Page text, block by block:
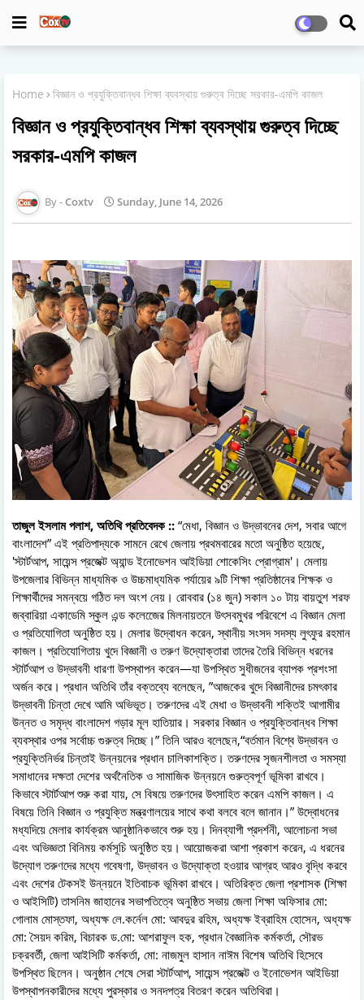
Home বিজ্ঞান ও প্রযুক্তিবান্ধব শিক্ষা ব্যবস্থায় গুরুত্ব দিচ্ছে সরকার-এমপি কাজল
বিজ্ঞান ও প্রযুক্তিবান্ধব শিক্ষা ব্যবস্থায় গুরুত্ব দিচ্ছে
সরকার-এমপি কাজল
Coxtv Sunday, June 14, 2026
তাজুল ইসলাম পলাশ, অতিথি প্রতিবেদক :: “মেধা, বিজ্ঞান ও উদ্ভাবনের দেশ, সবার আগে
বাংলাদেশ” এই প্রতিপাদ্যকে সামনে রেখে জেলায় প্রথমবারের মতো অনুষ্ঠিত হয়েছে,
'স্টার্টআপ, সায়েন্স প্রজেক্ট অ্যান্ড ইনোভেশন আইডিয়া শোকেসিং প্রোগ্রাম'। মেলায়
উপজেলার বিভিন্ন মাধ্যমিক ও উচ্চমাধ্যমিক পর্যায়ের ৯টি শিক্ষা প্রতিষ্ঠানের শিক্ষক ও
শিক্ষার্থীদের সমন্বয়ে গঠিত দল অংশ নেয়। রোববার (১৪ জুন) সকাল ১০ টায় বায়তুশ শরফ
জব্বারিয়া একাডেমি স্কুল এন্ড কলেজেের মিলনায়তনে উৎসবমুখর পরিবেশে এ বিজ্ঞান মেলা
ও প্রতিযোগিতা অনুষ্ঠিত হয়। মেলার উদ্বোধন করেন, স্থানীয় সংসদ সদস্য লুৎফুর রহমান
কাজল। প্রতিযোগিতায় খুদে বিজ্ঞানী ও তরুণ উদ্যোক্তারা তাদের তৈরি বিভিন্ন ধরনের
স্টার্টআপ ও উদ্ভাবনী ধারণা উপস্থাপন করেন—যা উপস্থিত সুধীজনের ব্যাপক প্রশংসা
অর্জন করে। প্রধান অতিথি তাঁর বক্তব্যে বলেছেন, ”আজকের খুদে বিজ্ঞানীদের চমৎকার
উদ্ভাবনী চিন্তা দেখে আমি অভিভূত। তরুণদের এই মেধা ও উদ্ভাবনী শক্তিই আগামীর
উন্নত ও সমৃদ্ধ বাংলাদেশ গড়ার মূল হাতিয়ার। সরকার বিজ্ঞান ও প্রযুক্তিবান্ধব শিক্ষা
ব্যবস্থার ওপর সর্বোচ্চ গুরুত্ব দিচ্ছে।” তিনি আরও বলেছেন,“বর্তমান বিশ্বে উদ্ভাবন ও
প্রযুক্তিনির্ভর চিন্তাই উন্নয়নের প্রধান চালিকাশক্তি। তরুণদের সৃজনশীলতা ও সমস্যা
সমাধানের দক্ষতা দেশের অর্থনৈতিক ও সামাজিক উন্নয়নে গুরুত্বপূর্ণ ভূমিকা রাখবে।
কিভাবে স্টার্টআপ শুরু করা যায়, সে বিষয়ে তরুণদের উৎসাহিত করেন এমপি কাজল। এ
বিষয়ে তিনি বিজ্ঞান ও প্রযুক্তি মন্ত্রণালয়ের সাথে কথা বলবে বলে জানান।” উদ্বোধনের
মধ্যদিয়ে মেলার কার্যক্রম আনুষ্ঠানিকভাবে শুরু হয়। দিনব্যাপী প্রদর্শনী, আলোচনা সভা
এবং অভিজ্ঞতা বিনিময় কর্মসূচি অনুষ্ঠিত হয়। আয়োজকরা আশা প্রকাশ করেন, এ ধরনের
উদ্যোগ তরুণদের মধ্যে গবেষণা, উদ্ভাবন ও উদ্যোক্তা হওয়ার আগ্রহ আরও বৃদ্ধি করবে
এবং দেশের টেকসই উন্নয়নে ইতিবাচক ভূমিকা রাখবে। অতিরিক্ত জেলা প্রশাসক (শিক্ষা
ও আইসিটি) তাসনিম জাহানের সভাপতিত্বে অনুষ্ঠিত সভায় জেলা শিক্ষা অফিসার মো:
গোলাম মোস্তফা, অধ্যক্ষ লে.কর্নেল মো: আবদুর রহিম, অধ্যক্ষ ইব্রাহিম হোসেন, অধ্যক্ষ
মো: সৈয়দ করিম, বিচারক ড.মো: আশরাফুল হক, প্রধান বৈজ্ঞানিক কর্মকর্তা, সৌরভ
চক্রবর্তী, জেলা আইসিটি কর্মকর্তা, মো: নাজমুল হাসান নাঈম বিশেষ অতিথি হিসেবে
উপস্থিত ছিলেন। অনুষ্ঠান শেষে সেরা স্টার্টআপ, সায়েন্স প্রজেক্ট ও ইনোভেশন আইডিয়া
উপস্থাপনকারীদের মধ্যে পুরস্কার ও সনদপত্র বিতরণ করেন অতিথিরা।